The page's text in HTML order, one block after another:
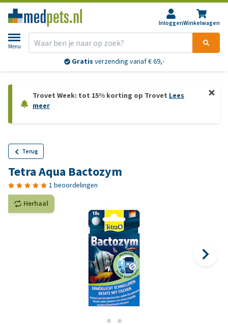
InloggenWinkelwagen
Menu
Gratis verzending vanaf € 69,-
Trovet Week: tot 15% korting op Trovet Lees
meer
Terug
Tetra Aqua Bactozym
1 beoordelingen
Herhaal